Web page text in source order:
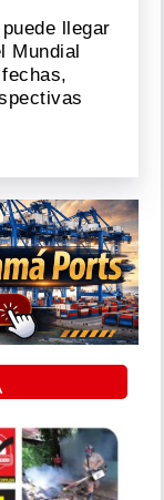
llegar
Mundial